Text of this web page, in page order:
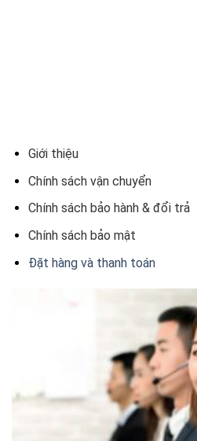
Giới thiệu
Chính sách vận chuyển
Chính sách bảo hành & đổi trả
Chính sách bảo mật
Đặt hàng và thanh toán